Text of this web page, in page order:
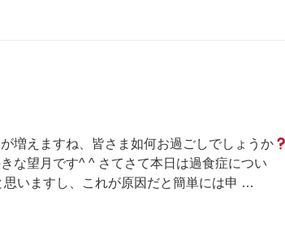
増えますね、皆さま如何お過ごしでしょうか
な望月です^ ^ さてさて本日は過食症につい
いますし、これが原因だと簡単には申 …